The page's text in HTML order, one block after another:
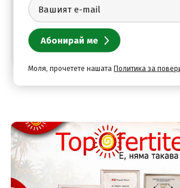
Моля, прочетете нашатаПолитика за